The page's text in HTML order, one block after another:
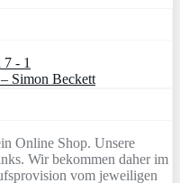
Simon Beckett
Online Shop. Unsere
Wir bekommen daher im
vom jeweiligen